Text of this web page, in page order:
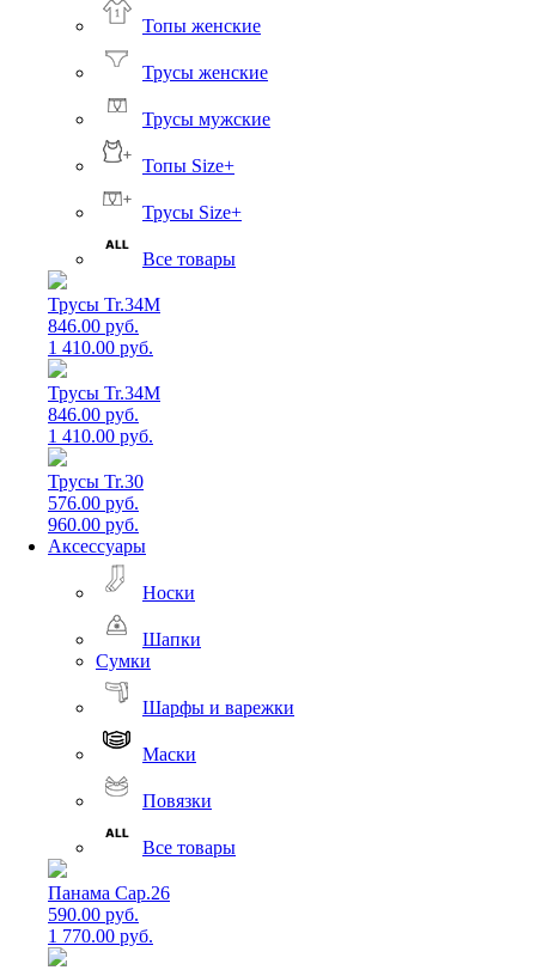
Топы женские
Трусы женские
Трусы мужские
Топы Size+
Трусы Size+
Все товары
Трусы Tr.34M
846.00 руб.
1 410.00 руб.
Трусы Tr.34M
846.00 руб.
1 410.00 руб.
Трусы Tr.30
576.00 руб.
960.00 руб.
Аксессуары
Носки
Шапки
Сумки
Шарфы и варежки
Маски
Повязки
Все товары
Панама Cap.26
590.00 руб.
1 770.00 руб.